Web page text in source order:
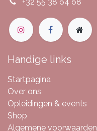
Handige links
Startpagina
Over ons
Opleidingen & events
Shop
Algemene voorwaarden